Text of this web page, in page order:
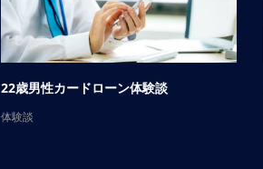
22歳男性カードローン体験談
体験談